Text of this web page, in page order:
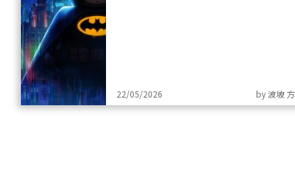
22/05/2026 by波坡 方